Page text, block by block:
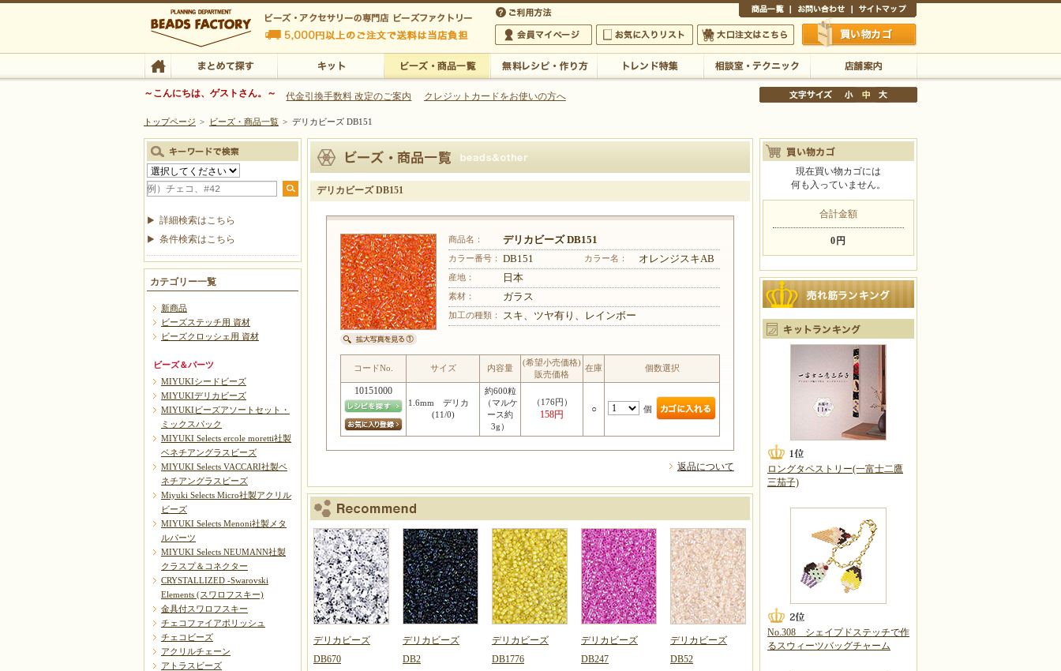
ビーズファクトリー ビーズ・パーツ・金具など・アクセサリーの専門店
ビーズ・アクセサリーの専門店 ビーズファクトリー 5,000円以上のご注文で送料は当店が負担いたします
ビーズ・アクセサリーの専門店 ビーズファクトリー 5,000円以上のご注文で送料は当店が負担いたします
会員マイページ
お気に入りリスト 大口注文はこちら 買い物かご
TOP まとめて探す 店舗案内
～こんにちは、ゲストさん。～ 代金引換手数料 改定のご案内 クレジットカードをお使いの方へ
トップページ > ビーズ・商品一覧 > デリカビーズ DB151
デリカビーズ DB151
商品名： デリカビーズ DB151
カラー番号： DB151 カラー名： オレンジスキAB
産地： 日本
素材： ガラス
加工の種類： スキ、ツヤ有り、レインボー
コードNo. サイズ 内容量
(希望小売価格)
販売価格
在庫 個数選択
10151000
1.6mm デリカ
(11/0)
約600粒
（マルケ
ース約
3g）
（176円）
158円 ○ 個
返品について
デリカビーズ
DB670
デリカビーズ
DB2
デリカビーズ
DB1776
デリカビーズ
DB247
デリカビーズ
DB52
詳細検索はこちら
条件検索はこちら
カテゴリー一覧
新商品
ビーズステッチ用 資材
ビーズクロッシェ用 資材
ビーズ＆パーツ
MIYUKIシードビーズ
MIYUKIデリカビーズ
MIYUKIビーズアソートセット・
ミックスパック
MIYUKI Selects ercole moretti社製
ベネチアングラスビーズ
MIYUKI Selects VACCARI社製ベ
ネチアングラスビーズ
Miyuki Selects Micro社製アクリル
ビーズ
MIYUKI Selects Menoni社製メタ
ルパーツ
MIYUKI Selects NEUMANN社製
クラスプ＆コネクター
CRYSTALLIZED -Swarovski
Elements (スワロフスキー)
金具付スワロフスキー
チェコファイアポリッシュ
チェコビーズ
アクリルチェーン
アトラスビーズ
現在買い物カゴには
何も入っていません。
合計金額
0円
ロングタペストリー(一富士二鷹
三茄子)
No.308 シェイプドステッチで作
るスウィーツバッグチャーム